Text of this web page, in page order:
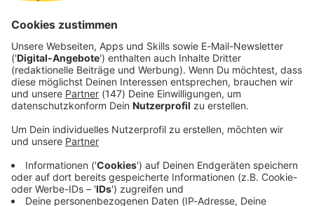
voraussichtlich ausgesetzt. Auch dort wird die Debatte
geführt, ob eine Anpassung angesichts der aktuellen Lage
Würden die Abgeordneten im Landtag auf die Erhöhung
verzichten, könnte der Landtag rund eine Million Euro im
Jahr sparen.